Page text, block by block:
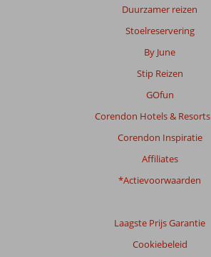
Duurzamer reizen
Stoelreservering
By June
Stip Reizen
GOfun
Corendon Hotels & Resorts
Corendon Inspiratie
Affiliates
*Actievoorwaarden
Laagste Prijs Garantie
Cookiebeleid